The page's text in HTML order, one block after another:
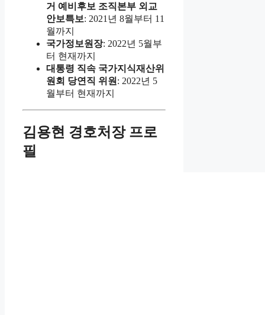
거 예비후보 조직본부 외교
안보특보: 2021년 8월부터 11
월까지
국가정보원장: 2022년 5월부
터 현재까지
대통령 직속 국가지식재산위
원회 당연직 위원 : 2022년 5
월부터 현재까지
김용현 경호처장 프로
필